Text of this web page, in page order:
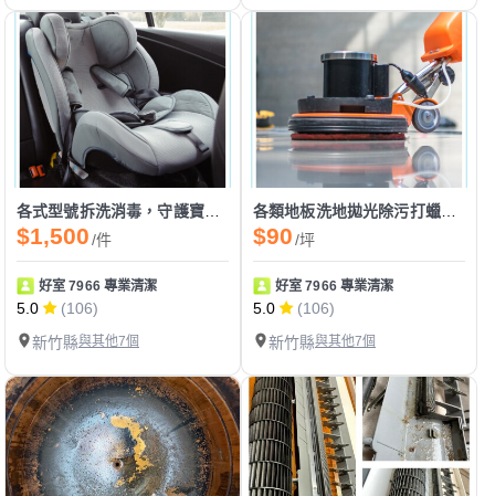
各式型號拆洗消毒，守護寶寶安全健康成長
$1,500/件
好室 7966 專業清潔
5.0
(106)
新竹縣與其他7個
各類地板洗地拋光除污打蠟，恢復地面亮麗保護層
$90/坪
好室 7966 專業清潔
5.0
(106)
新竹縣與其他7個